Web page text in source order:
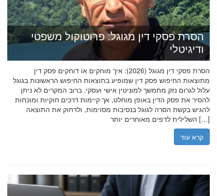
הסרת פסקי דין מגוגל: פרוטוקול משפטי
ודיגיטלי
הסרת פסקי דין מגוגל (2026): איך מוחקים או דוחקים פסק דין
מתוצאות החיפוש פסק דין שמופיע בתוצאות החיפוש הראשונות בגוגל
עלול לגרום נזק מתמשך למוניטין אישי ועסקי. ברוב המקרים לא ניתן
להסיר את פסק הדין באופן מוחלט, אך קיימות דרכים חוקיות ומוכחות
להגיש בקשת הסרה לגוגל בנסיבות מסוימות, ולדחוק את התוצאה
השלילית לדפים מאוחרים יותר […]
קרא עוד